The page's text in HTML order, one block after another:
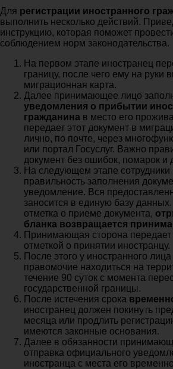
Для регистрации иностранного
выполнить несколько действий.
инструкцию, которая поможет
соблюдением норм законодательства.
На первом этапе иностранец
границу, после чего ему на руки
миграционная карта.
Далее принимающее лицо
уведомления о прибытии
гражданина в место его
передает этот документ в
лично, по почте, через
или портал Госуслуг. Важно
документ без ошибок, помарок и
На следующем этапе
правильность заполнения
уведомление. Вся
заносится в единую базу
отметка о приеме документа,
бланка возвращается
Принимающая сторона передает
отметкой о принятии иностранцу.
После этого у иностранного
правомочие находиться на
течение 90 суток с момента
государственной границы.
После истечения срока
иностранец должен покинуть
месяца или продлить
имеются законные основания.
Далее в обязанности
отправка официального
иностранца с места его